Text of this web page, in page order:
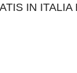
IN ITALIA